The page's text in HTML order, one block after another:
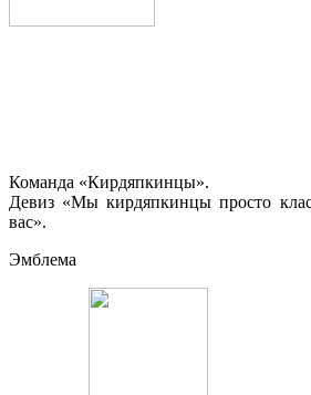
Команда «Кирдяпкинцы».
Девиз «Мы кирдяпкинцы просто
вас».
Эмблема